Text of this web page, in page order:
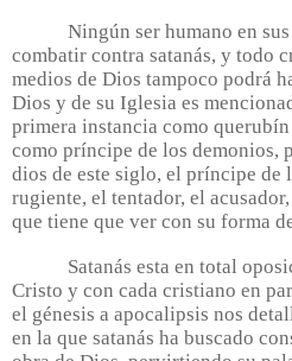
Ningún ser humano en
combatir contra satanás, y todo
medios de Dios tampoco podrá
Dios y de su Iglesia es
primera instancia como
como príncipe de los demonios,
dios de este siglo, el príncipe de
rugiente, el tentador, el
que tiene que ver con su forma
Satanás esta en total
Cristo y con cada cristiano en
el génesis a apocalipsis nos
en la que satanás ha buscado